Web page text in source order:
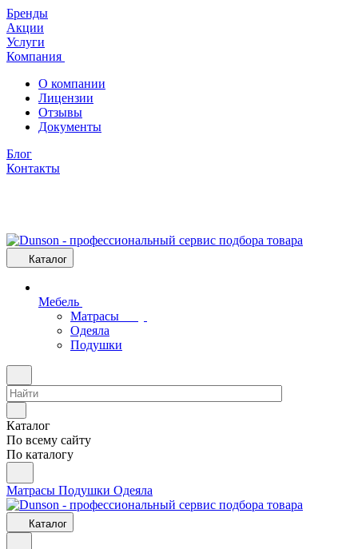
Бренды
Акции
Услуги
Компания
О компании
Лицензии
Отзывы
Документы
Блог
Контакты
Каталог
Мебель
Матрасы
Одеяла
Подушки
Каталог
По всему сайту
По каталогу
Матрасы Подушки Одеяла
Каталог